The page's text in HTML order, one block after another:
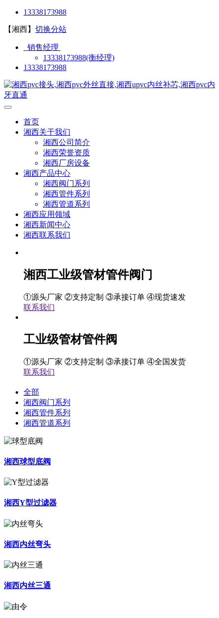
13338173988
【湘西】 切换分站
销售经理
13338173988(衡经理)
13338173988
首页
湘西关于我们
湘西公司简介
湘西荣誉资质
湘西厂房设备
湘西产品中心
湘西阀门系列
湘西管件系列
湘西管道系列
湘西应用领域
湘西新闻中心
湘西联系我们
湘西工业级管材管件阀门
①源头厂家 ②支持定制 ③承接订单 ④现货速发
联系我们
工业级管材管件阀
①源头厂家 ②支持定制 ③承接订单 ④全国发货
联系我们
全部
湘西阀门系列
湘西管件系列
湘西管道系列
湘西球型底阀
湘西Y型过滤器
湘西内丝弯头
湘西内丝三通